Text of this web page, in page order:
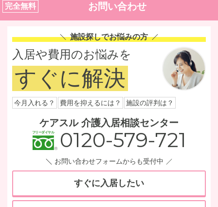
完全無料 お問い合わせ
施設探しでお悩みの方
入居や費用のお悩みを
すぐに解決
今月入れる？ 費用を抑えるには？ 施設の評判は？
ケアスル 介護入居相談センター
0120-579-721
お問い合わせフォームからも受付中
すぐに入居したい